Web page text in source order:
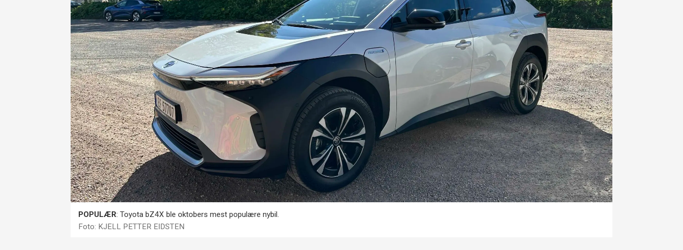
POPULÆR: Toyota bZ4X ble oktobers mest populære nybil.
Foto: KJELL PETTER EIDSTEN